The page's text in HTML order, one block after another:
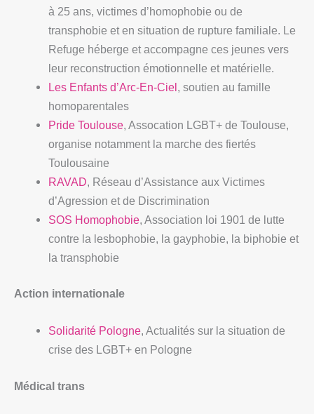
à 25 ans, victimes d’homophobie ou de
transphobie et en situation de rupture familiale. Le
Refuge héberge et accompagne ces jeunes vers
leur reconstruction émotionnelle et matérielle.
Les Enfants d’Arc-En-Ciel , soutien au famille
homoparentales
Pride Toulouse , Assocation LGBT+ de Toulouse,
organise notamment la marche des fiertés
Toulousaine
RAVAD , Réseau d’Assistance aux Victimes
d’Agression et de Discrimination
SOS Homophobie , Association loi 1901 de lutte
contre la lesbophobie, la gayphobie, la biphobie et
la transphobie
Action internationale
Solidarité Pologne, Actualités sur la situation de
crise des LGBT+ en Pologne
Médical trans